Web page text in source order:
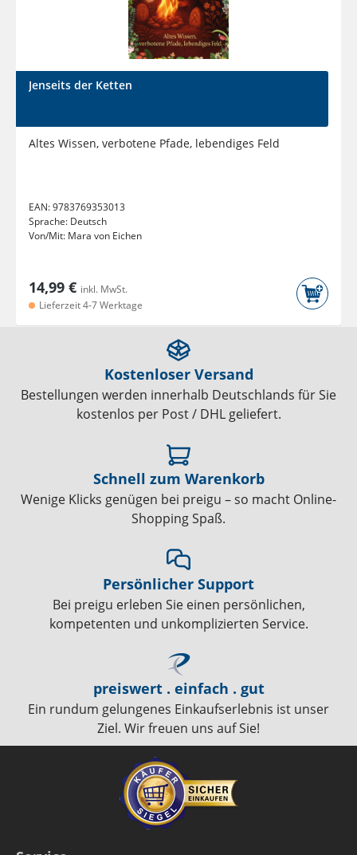
Jenseits der Ketten
Altes Wissen, verbotene Pfade, lebendiges Feld
EAN:9783769353013
Sprache: Deutsch
Von/Mit: Mara von Eichen
14,99 € inkl. MwSt.
Lieferzeit 4-7 Werktage
Kostenloser Versand
Bestellungen werden innerhalb Deutschlands für Sie
kostenlos per Post / DHL geliefert.
Schnell zum Warenkorb
Wenige Klicks genügen bei preigu – so macht Online-
Shopping Spaß.
Persönlicher Support
Bei preigu erleben Sie einen persönlichen,
kompetenten und unkomplizierten Service.
preiswert . einfach . gut
Ein rundum gelungenes Einkaufserlebnis ist unser
Ziel. Wir freuen uns auf Sie!